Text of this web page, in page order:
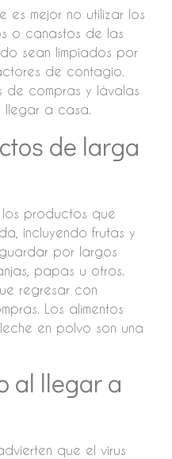
es mejor no utilizar los
o canastos de las
sean limpiados por
de contagio.
de compras y lávalas
a casa.
de larga
productos que
incluyendo frutas y
por largos
papas u otros.
regresar con
Los alimentos
en polvo son una
al llegar a
que el virus